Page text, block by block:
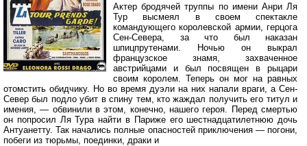
Актер бродячей труппы по имени Анри Ля
Тур высмеял в своем спектакле
командующего королевской армии, герцога
Сен-Севера, за что был наказан
шпицпрутенами. Ночью он выкрал
французское знамя, захваченное
австрийцами и был посвящен в рыцари
своим королем. Теперь он мог на равных
отомстить обидчику. Но во время дуэли на них напали враги, а Сен-
Север был подло убит в спину тем, кто жаждал получить его титул и
имения, — обвинили в этом, конечно, нашего героя. Перед смертью
он попросил Ля Тура найти в Париже его шестнадцатилетнюю дочь
Антуанетту. Так начались полные опасностей приключения — погони,
побеги из тюрьмы, поединки, драки и